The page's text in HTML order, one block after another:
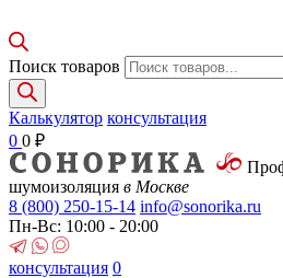
Поиск товаров
Калькулятор консультация
0 0 ₽
шумоизоляция в Москве
8 (800) 250-15-14 info@sonorika.ru
Пн-Вс: 10:00 - 20:00
консультация 0